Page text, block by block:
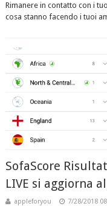
Rimanere in contatto con i
cosa stanno facendo i tuoi
SofaScore
LIVE si aggiorna
appleforyou 7/28/2018